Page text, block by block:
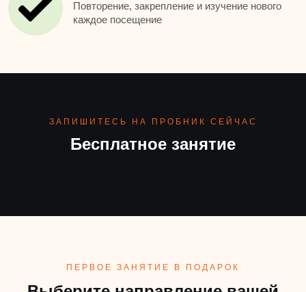
Повторение, закрепление и изучение нового
каждое посещение
Бесплатное занятие
ЗАПИШИТЕСЬ НА ПРОБНИК СЕЙЧАС
ПЕРВОЕ ЗАНЯТИЕ В ПОДАРОК